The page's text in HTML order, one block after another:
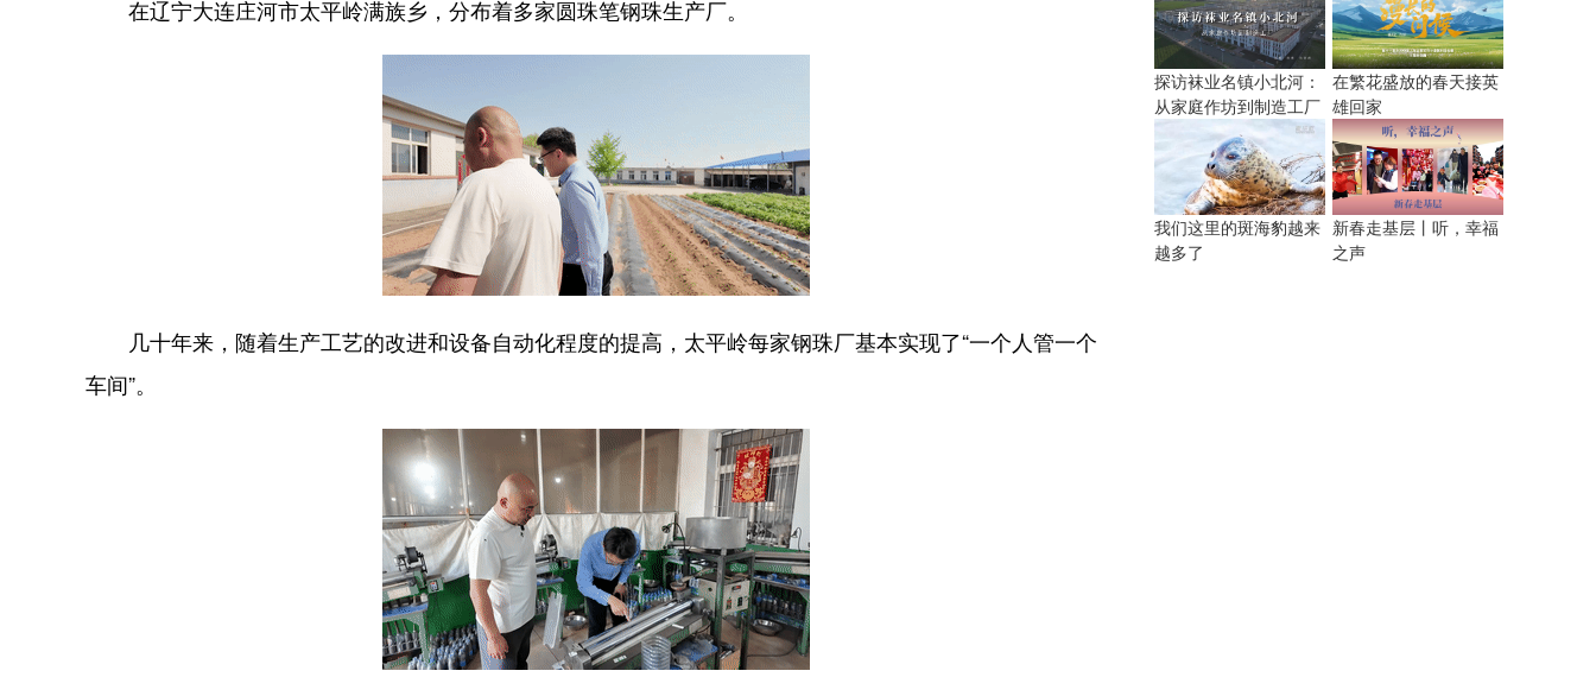
在辽宁大连庄河市太平岭满族乡，分布着多家圆珠笔钢珠生产厂。
几十年来，随着生产工艺的改进和设备自动化程度的提高，太平岭每家钢珠厂基本实现了“一个人管一个
车间”。
探访袜业名镇小北河：
从家庭作坊到制造工厂
在繁花盛放的春天接英
雄回家
我们这里的斑海豹越来
越多了
新春走基层丨听，幸福
之声